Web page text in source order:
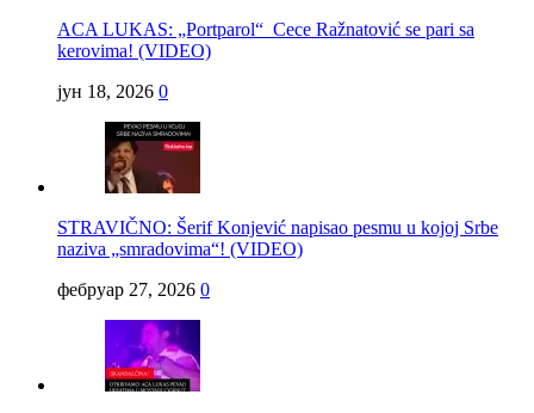
ACA LUKAS: „Portparol“ Cece Ražnatović se pari sa
kerovima! (VIDEO)
јун 18, 2026 0
STRAVIČNO: Šerif Konjević napisao pesmu u kojoj Srbe
naziva „smradovima“! (VIDEO)
фебруар 27, 2026 0